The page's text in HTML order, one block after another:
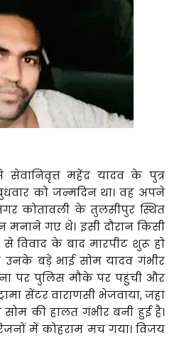
महेंद्र यादव के पुत्र
को जन्मदिन था। वह अपने
कोतावली के तुलसीपुर स्थित
मनाने गए थे। इसी दौरान किसी
विवाद के बाद मारपीट शुरू हो
बड़े भाई सोम यादव गंभीर
पर पुलिस मौके पर पहुंची और
सेंटर वाराणसी भेजवाया, जहां
की हालत गंभीर बनी हुई है।
में कोहराम मच गया। विजय